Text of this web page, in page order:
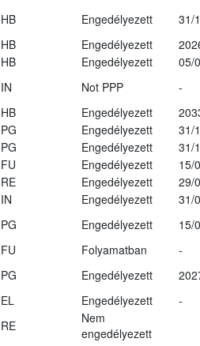
HB Engedélyezett
31/
HB Engedélyezett
HB Engedélyezett
05/
IN Not PPP
-
HB Engedélyezett
PG Engedélyezett
31/
PG Engedélyezett
31/
FU Engedélyezett
15/
RE Engedélyezett
29/
IN Engedélyezett
31/
PG Engedélyezett
15/
FU Folyamatban
-
PG Engedélyezett
EL Engedélyezett
-
RE
Nem
engedélyezett